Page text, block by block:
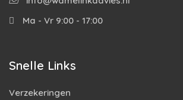
Ma - Vr 9:00 - 17:00
Snelle Links
Verzekeringen